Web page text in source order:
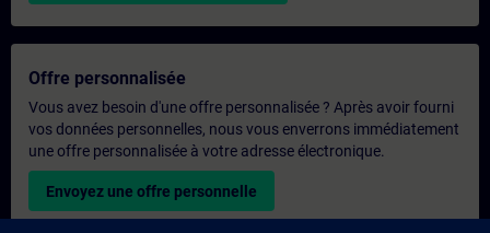
Offre personnalisée
Vous avez besoin d'une offre personnalisée ? Après avoir fourni
vos données personnelles, nous vous enverrons immédiatement
une offre personnalisée à votre adresse électronique.
Envoyez une offre personnelle